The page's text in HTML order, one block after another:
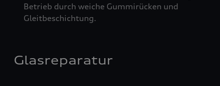
Betrieb durch weiche Gummirücken und
Gleitbeschichtung.
Glasreparatur